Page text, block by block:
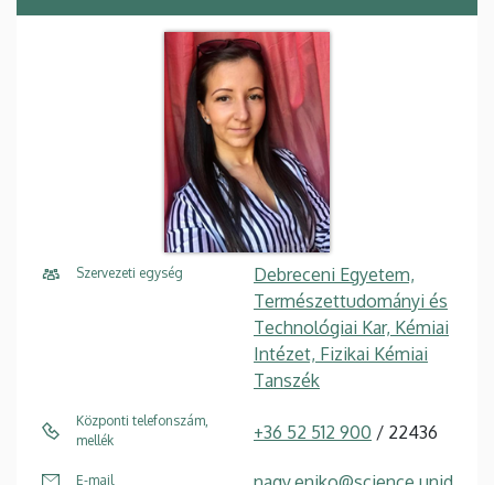
Szervezeti egység
Debreceni Egyetem,
Természettudományi és
Technológiai Kar, Kémiai
Intézet, Fizikai Kémiai
Tanszék
Központi telefonszám,
mellék
+36 52 512 900 / 22436
E-mail